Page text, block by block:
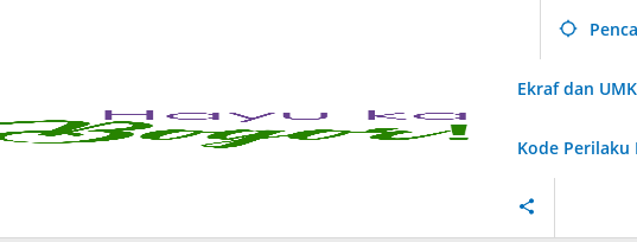
Ekraf dan
Kode Perilaku